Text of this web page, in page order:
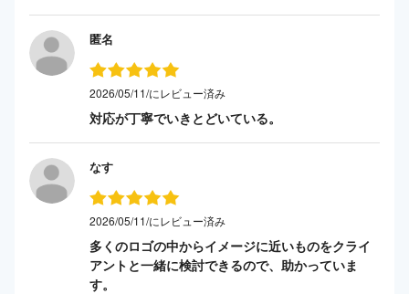
匿名
2026/05/11/にレビュー済み
対応が丁寧でいきとどいている。
なす
2026/05/11/にレビュー済み
多くのロゴの中からイメージに近いものをクライ
アントと一緒に検討できるので、助かっていま
す。